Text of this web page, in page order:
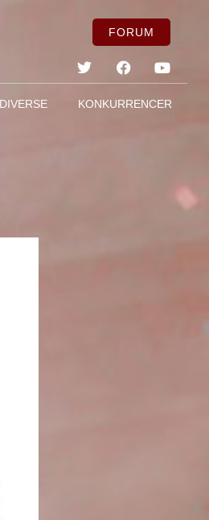
FORUM
DIVERSE KONKURRENCER